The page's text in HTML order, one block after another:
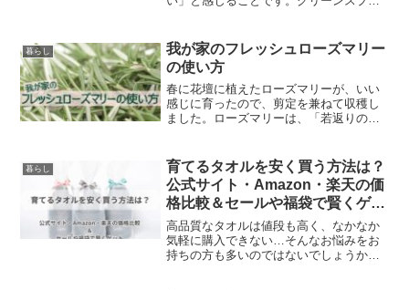
です。他の冷凍食品サービスと比べても
倍近くする場合があります。そのため、
毎日続けるのは難しいと感じる人も多い
です。グリーンスプーンの特徴は、食品
添加物や化学調味料などは一切使用して
いない食材を使用。栄養士が監修。電子
の人にとっても便利です。
暮らし
我が家のフレッシュローズマリー
の使い方
春に花壇に植えたローズマリーが、いい
感じに育ったので、剪定を兼ねて収穫し
ました。ローズマリーは、「若返りのハ
の効能があり、美容や健康に良い効果が
期待できるハーブです。せっかくなの
で、有効活用したいですよね！というわ
けで、我が家で収穫したフレッシュロー
ズマリーの活用方法をご紹介します。
暮らし
育てるタオルを安く買う方法は？
公式サイト・Amazon・楽天の価
格比較＆セールや福袋で賢くゲッ
ト！
高品質なタオルは値段も高く、なかなか
気軽に購入できない…そんなお悩みをお
持ちの方も多いのではないでしょうか？